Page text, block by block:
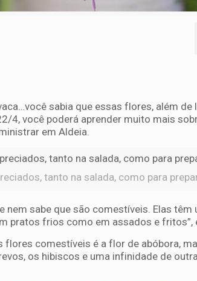
sabia que essas flores, além de
4, você poderá aprender muito mais
em Aldeia.
tanto na salada, como para
nem sabe que são comestíveis. Elas têm
pratos frios como em assados e fritos”,
flores comestíveis é a flor de abóbora,
os hibiscos e uma infinidade de